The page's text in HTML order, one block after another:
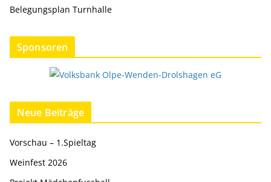
Belegungsplan Turnhalle
Sponsoren
Neue Beiträge
Vorschau – 1.Spieltag
Weinfest 2026